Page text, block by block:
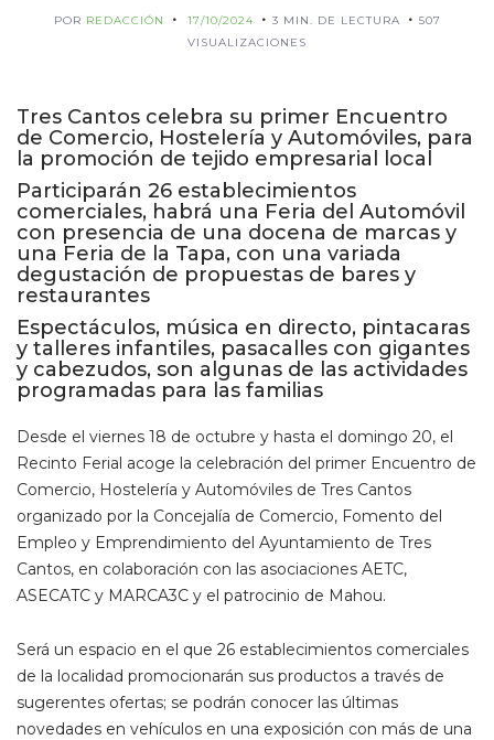
POR REDACCIÓN 17/10/2024 3 MIN. DE LECTURA
507
VISUALIZACIONES
Tres Cantos celebra su primer Encuentro
de Comercio, Hostelería y Automóviles, para
la promoción de tejido empresarial local
Participarán 26 establecimientos
comerciales, habrá una Feria del Automóvil
con presencia de una docena de marcas y
una Feria de la Tapa, con una variada
degustación de propuestas de bares y
restaurantes
Espectáculos, música en directo, pintacaras
y talleres infantiles, pasacalles con gigantes
y cabezudos, son algunas de las actividades
programadas para las familias
Desde el viernes 18 de octubre y hasta el domingo 20, el
Recinto Ferial acoge la celebración del primer Encuentro de
Comercio, Hostelería y Automóviles de Tres Cantos
organizado por la Concejalía de Comercio, Fomento del
Empleo y Emprendimiento del Ayuntamiento de Tres
Cantos, en colaboración con las asociaciones AETC,
ASECATC y MARCA3C y el patrocinio de Mahou.
Será un espacio en el que 26 establecimientos comerciales
de la localidad promocionarán sus productos a través de
sugerentes ofertas; se podrán conocer las últimas
novedades en vehículos en una exposición con más de una